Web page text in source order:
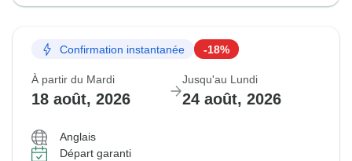
Confirmation instantanée -18%
À partir du Mardi
18 août, 2026
Jusqu'au Lundi
24 août, 2026
Anglais
Départ garanti